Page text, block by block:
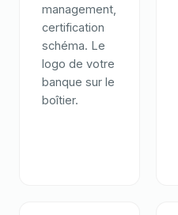
management,
certification
schéma. Le
logo de votre
banque sur le
boîtier.